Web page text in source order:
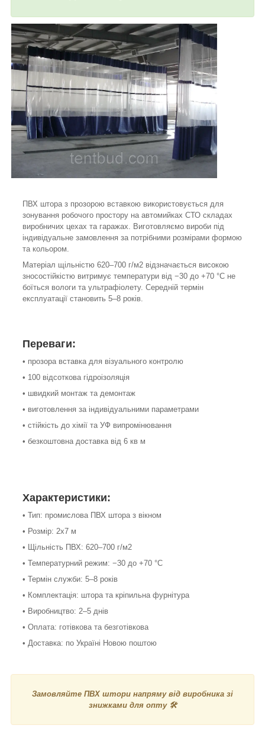
ПВХ штора з прозорою вставкою використовується для
зонування робочого простору на автомийках СТО складах
виробничих цехах та гаражах. Виготовляємо вироби під
індивідуальне замовлення за потрібними розмірами формою
та кольором.
Матеріал щільністю 620–700 г/м2 відзначається високою
зносостійкістю витримує температури від −30 до +70 °C не
боїться вологи та ультрафіолету. Середній термін
експлуатації становить 5–8 років.
Переваги:
• прозора вставка для візуального контролю
• 100 відсоткова гідроізоляція
• швидкий монтаж та демонтаж
• виготовлення за індивідуальними параметрами
• стійкість до хімії та УФ випромінювання
• безкоштовна доставка від 6 кв м
Характеристики:
• Тип: промислова ПВХ штора з вікном
• Розмір: 2х7 м
• Щільність ПВХ: 620–700 г/м2
• Температурний режим: −30 до +70 °C
• Термін служби: 5–8 років
• Комплектація: штора та кріпильна фурнітура
• Виробництво: 2–5 днів
• Оплата: готівкова та безготівкова
• Доставка: по Україні Новою поштою
Замовляйте ПВХ штори напряму від виробника зі
знижками для опту 🛠️